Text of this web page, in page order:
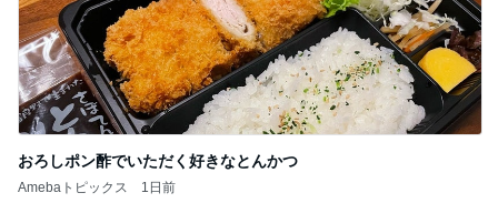
おろしポン酢でいただく好きなとんかつ
Amebaトピックス 1日前